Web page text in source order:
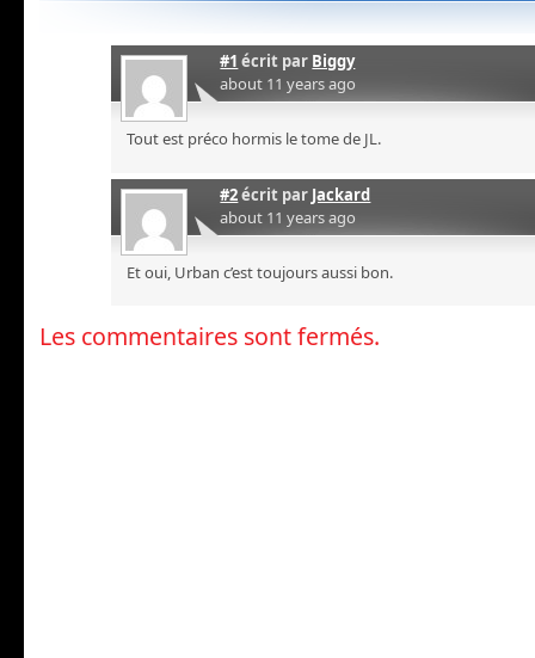
#1 écrit par Biggy
about 11 years ago
Tout est préco hormis le tome de JL.
#2écrit par Jackard
about 11 years ago
Et oui, Urban c’est toujours aussi bon.
Les commentaires sont fermés.